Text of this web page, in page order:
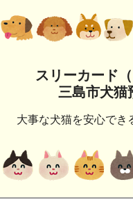
スリーカード
三島市犬猫
大事な犬猫を安心でき